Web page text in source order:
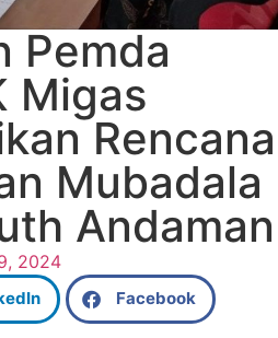
Pemda
Migas
Rencana
Mubadala
Andaman
2024
Facebook